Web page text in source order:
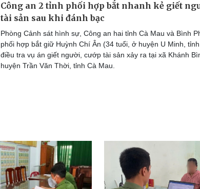
Công an 2 tỉnh phối hợp bắt nhanh kẻ giết
tài sản sau khi đánh bạc
Phòng Cảnh sát hình sự, Công an hai tỉnh Cà Mau và Bình
phối hợp bắt giữ Huỳnh Chí Ân (34 tuổi, ở huyện U Minh,
điều tra vụ án giết người, cướp tài sản xảy ra tại xã Khánh
huyện Trần Văn Thời, tỉnh Cà Mau.